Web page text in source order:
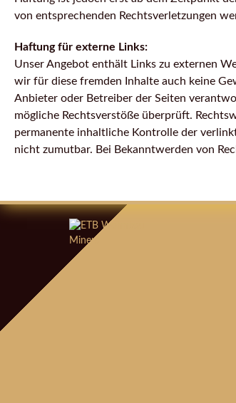
von entsprechenden Rechtsverletzungen
Haftung für externe Links:
Unser Angebot enthält Links zu externen
wir für diese fremden Inhalte auch keine
Anbieter oder Betreiber der Seiten
mögliche Rechtsverstöße überprüft.
permanente inhaltliche Kontrolle der
nicht zumutbar. Bei Bekanntwerden von